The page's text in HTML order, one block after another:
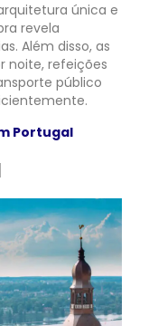
única e
revela
Além disso, as
noite, refeições
público
Portugal